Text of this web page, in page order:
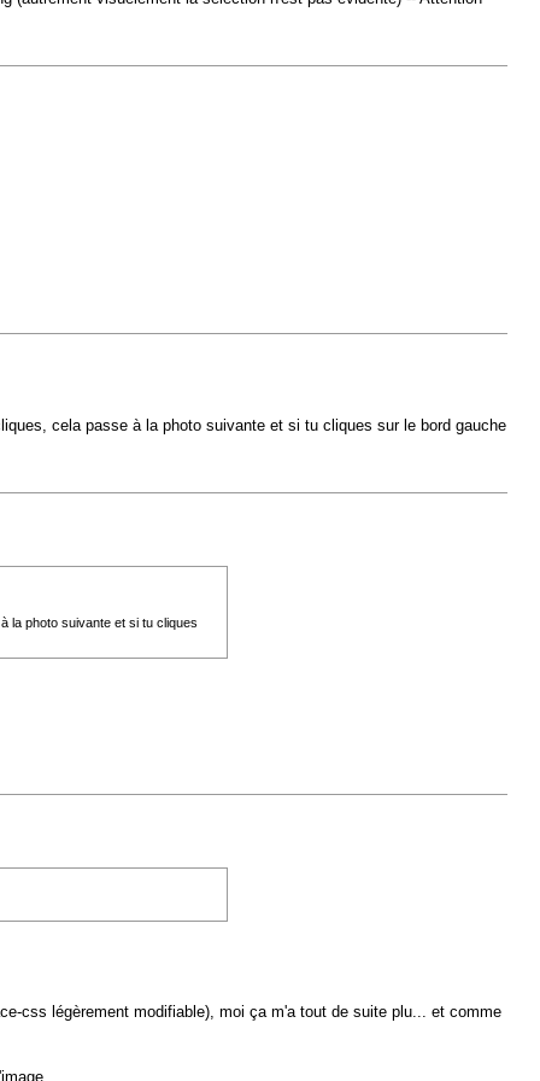
cela passe à la photo suivante et si tu cliques sur le bord gauche
la photo suivante et si tu cliques
css légèrement modifiable), moi ça m'a tout de suite plu... et comme